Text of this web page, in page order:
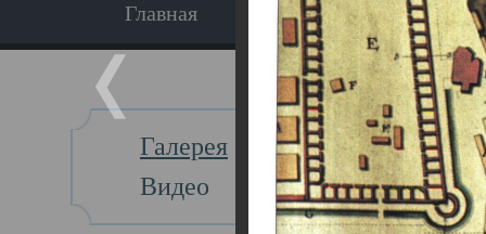
Главная Экскурсия
Галерея
Видео
Главная